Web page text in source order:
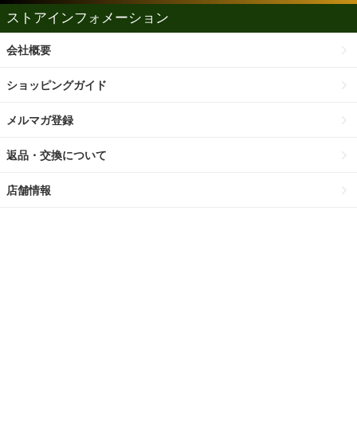
ストアインフォメーション
会社概要
ショッピングガイド
メルマガ登録
返品・交換について
店舗情報